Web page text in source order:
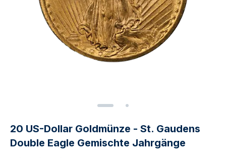
20 US-Dollar Goldmünze - St. Gaudens
Double Eagle Gemischte Jahrgänge